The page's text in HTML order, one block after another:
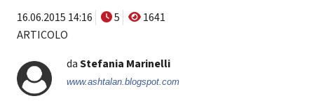
16.06.2015 14:16 5
1641
ARTICOLO
daStefania Marinelli
www.ashtalan.blogspot.com